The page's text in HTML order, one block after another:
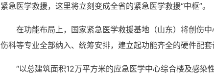
紧急医学救援，这里将立刻变成全省的紧急医学救援“中枢”。
在功能布局上，国家紧急医学救援基地（山东）将创伤
伤科等专业全部纳入、统筹安排，建立起功能齐全的硬件配套
“以总建筑面积12万平方米的应急医学中心综合楼及感染